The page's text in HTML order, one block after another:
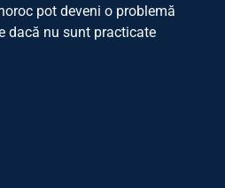
pot deveni o problemă
dacă nu sunt practicate